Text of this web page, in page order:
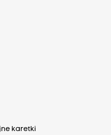
karetki